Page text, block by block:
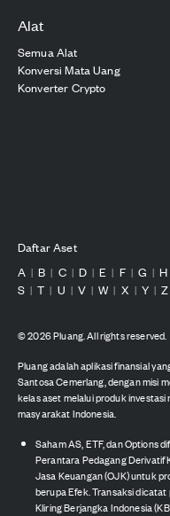
Alat
Semua Alat
Konversi Mata Uang
Konverter Crypto
Daftar Aset
A | B | C | D | E | F | G | H
S | T | U | V | W | X | Y | Z
©2026Pluang. All rights reserved.
Pluang adalah aplikasi finansial
Santosa Cemerlang, dengan misi
kelas aset melalui produk
masyarakat Indonesia.
Saham AS, ETF, dan Options
Perantara Pedagang Derivatif
Jasa Keuangan (OJK) untuk
berupa Efek. Transaksi
Kliring Berjangka Indonesia